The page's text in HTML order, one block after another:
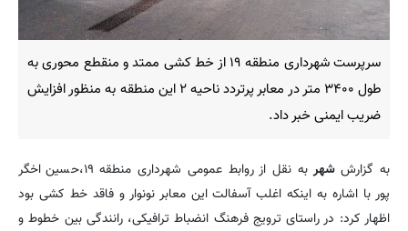
سرپرست شهرداری منطقه ۱۹ از خط کشی ممتد و منقطع محوری به
طول ۳۴۰۰ متر در معابر پرتردد ناحیه ۲ این منطقه به منظور افزایش
ضریب ایمنی خبر داد.
به گزارششهر
به نقل از روابط عمومی شهرداری منطقه ۱۹،حسین اخگر
پور با اشاره به اینکه اغلب آسفالت این معابر نونوار و فاقد خط کشی بود
اظهار کرد: در راستای ترویج فرهنگ انضباط ترافیکی، رانندگی بین خطوط و